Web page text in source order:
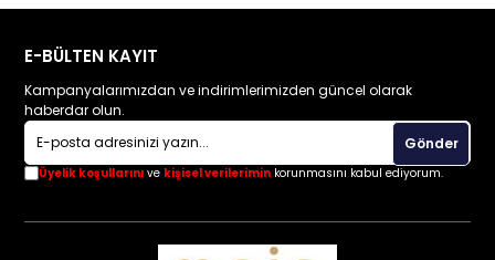
E-BÜLTEN KAYIT
Kampanyalarımızdan ve indirimlerimizden güncel olarak
haberdar olun.
Gönder
Üyelik koşullarını ve kişisel verilerimin korunmasını kabul ediyorum.